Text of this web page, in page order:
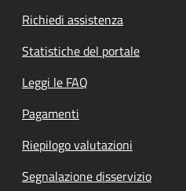
Richiedi assistenza
Statistiche del portale
Leggi le FAQ
Pagamenti
Riepilogo valutazioni
Segnalazione disservizio